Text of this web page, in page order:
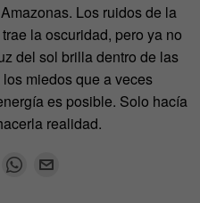
Los ruidos de la
la oscuridad, pero ya no
del sol brilla dentro de las
miedos que a veces
es posible. Solo hacía
realidad.